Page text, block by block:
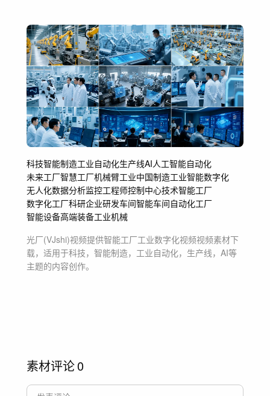
科技智能制造工业自动化生产线AI人工智能自动化
未来工厂智慧工厂机械臂工业中国制造工业智能数字化
无人化数据分析监控工程师控制中心技术智能工厂
数字化工厂科研企业研发车间智能车间自动化工厂
智能设备高端装备工业机械
光厂(VJshi)视频提供智能工厂工业数字化视频视频素材下
载，适用于科技，智能制造，工业自动化，生产线，AI等
主题的内容创作。
素材评论0